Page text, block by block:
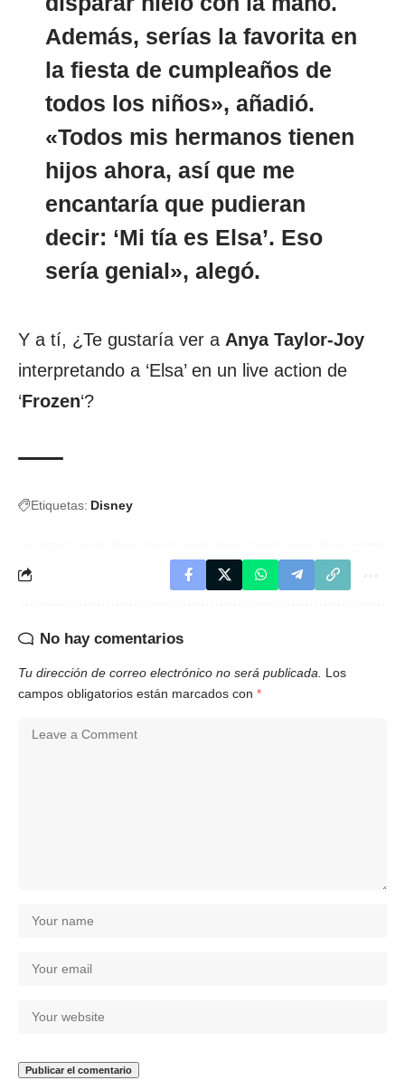
Además, serías la favorita en
la fiesta de cumpleaños de
todos los niños», añadió.
«Todos mis hermanos tienen
hijos ahora, así que me
encantaría que pudieran
decir: ‘Mi tía es Elsa’. Eso
sería genial», alegó.
Y a tí, ¿Te gustaría ver a Anya Taylor-Joy
interpretando a ‘Elsa’ en un live action de
‘Frozen‘?
Etiquetas: Disney
No hay comentarios
Tu dirección de correo electrónico no será publicada.
Los
campos obligatorios están marcados con *